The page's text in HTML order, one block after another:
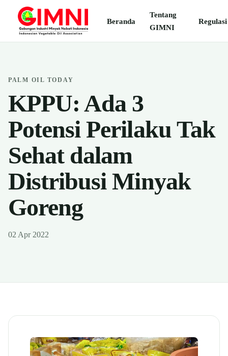
Beranda
Tentang
GIMNI
Regulasi
PALM OIL TODAY
KPPU: Ada 3
Potensi Perilaku Tak
Sehat dalam
Distribusi Minyak
Goreng
02 Apr 2022